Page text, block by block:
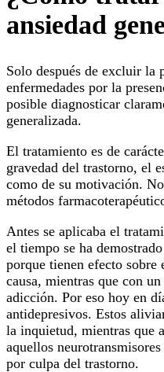
ansiedad
Solo después de excluir la
enfermedades por la
posible diagnosticar
generalizada.
El tratamiento es de
gravedad del trastorno, el
como de su motivación.
métodos
Antes se aplicaba el
el tiempo se ha
porque tienen efecto sobre
causa, mientras que con
adicción. Por eso hoy en
antidepresivos. Estos
la inquietud, mientras que
aquellos
por culpa del trastorno.